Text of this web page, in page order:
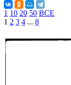
1 10 20 50 ВСЕ
1 2 3 4 ... 8